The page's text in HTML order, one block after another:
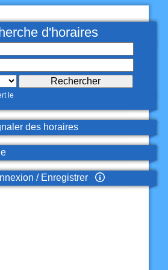
d'horaires
le
des horaires
/ Enregistrer